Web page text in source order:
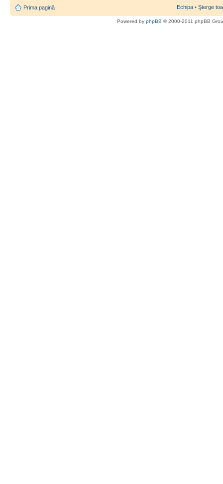
Prima pagină Echipa • Şterge
Powered by phpBB © 2000-2011 phpBB